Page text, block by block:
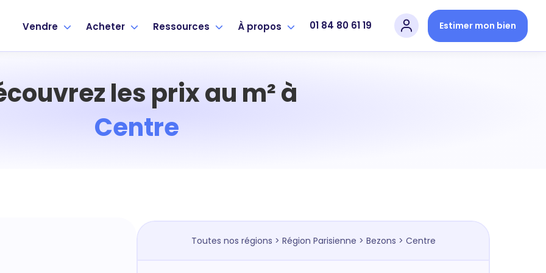
Vendre Acheter Ressources À propos 01 84 80 61 19 Estimer mon bien
les prix au m² à
Centre
Toutes nos régions > Région Parisienne > Bezons > Centre